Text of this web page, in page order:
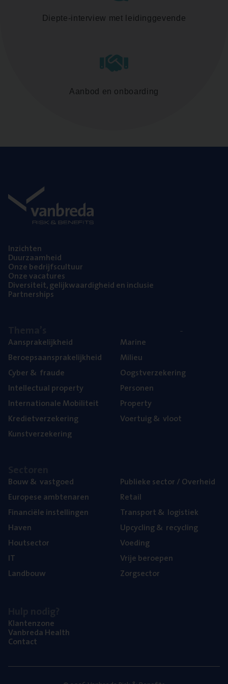
Diepte-interview met leidinggevende
Aanbod en onboarding
Inzich­ten
Duur­zaam­heid
Onze bedrijfs­cul­tuur
Onze vaca­tu­res
Diver­si­teit, gelijk­waar­dig­heid en inclusie
Part­ner­ships
Aan­spra­ke­lijk­heid
Beroeps­aan­spra­ke­lijk­heid
Cyber& fraude
Intel­lec­tu­al property
Inter­na­ti­o­na­le Mobiliteit
Kre­diet­ver­ze­ke­ring
Kunst­ver­ze­ke­ring
Mari­ne
Mili­eu
Oogst­ver­ze­ke­ring
Per­so­nen
Pro­per­ty
Voer­tuig& vloot
Bouw& vastgoed
Euro­pe­se ambtenaren
Finan­ci­ë­le instellingen
Haven
Hout­sec­tor
IT
Land­bouw
Publie­ke sec­tor / Overheid
Retail
Trans­port& logistiek
Upcy­cling& recycling
Voe­ding
Vrije beroe­pen
Zorg­sec­tor
Klan­ten­zo­ne
Van­b­re­da Health
Con­tact